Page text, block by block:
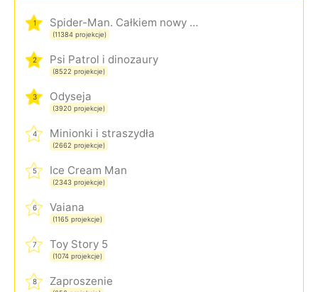
1 Spider-Man. Całkiem nowy dzień
(11384 projekcje)
2 Psi Patrol i dinozaury
(8522 projekcje)
3 Odyseja
(3920 projekcje)
4 Minionki i straszydła
(2662 projekcje)
5 Ice Cream Man
(2343 projekcje)
6 Vaiana
(1165 projekcje)
7 Toy Story 5
(1074 projekcje)
8 Zaproszenie